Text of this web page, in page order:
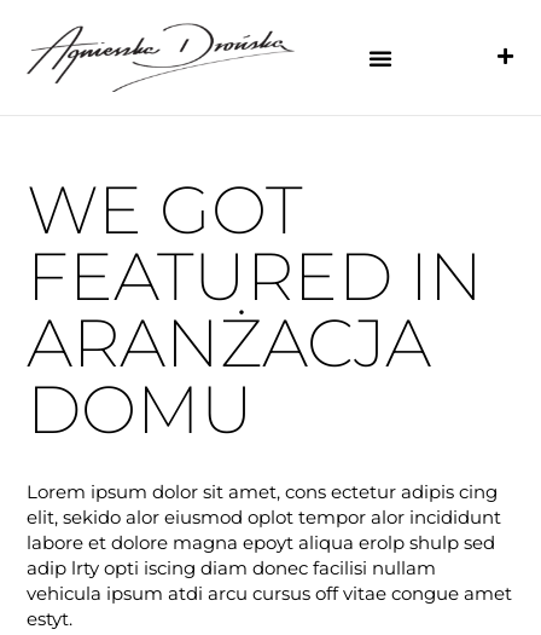
WE GOT
FEATURED IN
ARANŻACJA
DOMU
Lorem ipsum dolor sit amet, cons ectetur adipis cing
elit, sekido alor eiusmod oplot tempor alor incididunt
labore et dolore magna epoyt aliqua erolp shulp sed
adip lrty opti iscing diam donec facilisi nullam
vehicula ipsum atdi arcu cursus off vitae congue amet
estyt.